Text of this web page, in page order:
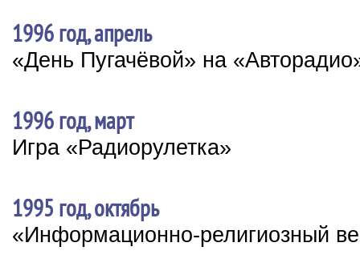
1996 год, апрель
«День Пугачёвой» на
1996 год, март
Игра «Радиорулетка»
1995 год, октябрь
«Информационно-религиозный